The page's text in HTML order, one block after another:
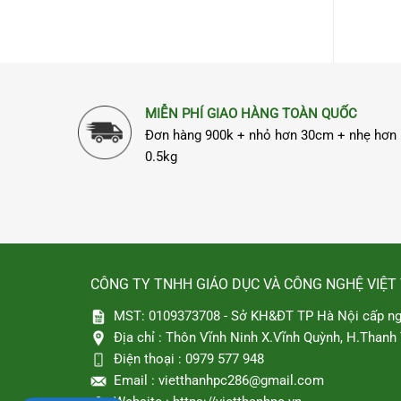
MIỄN PHÍ GIAO HÀNG TOÀN QUỐC
Đơn hàng 900k + nhỏ hơn 30cm + nhẹ hơn
0.5kg
CÔNG TY TNHH GIÁO DỤC VÀ CÔNG NGHỆ
MST: 0109373708 - Sở KH&ĐT TP Hà Nội cấp
Địa chỉ : Thôn Vĩnh Ninh X.Vĩnh Quỳnh, H.Thanh
Điện thoại : 0979 577 948
Email : vietthanhpc286@gmail.com